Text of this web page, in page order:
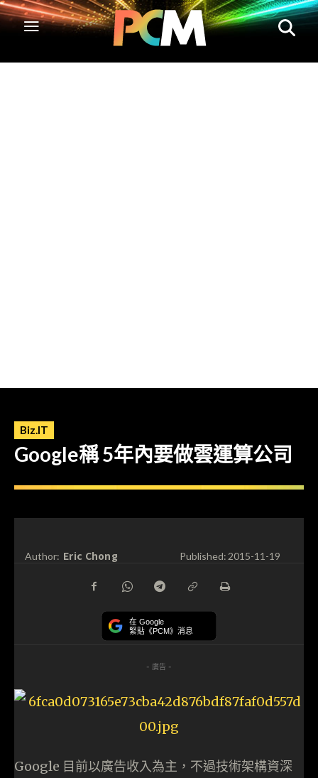
Biz.IT
Google稱 5年內要做雲運算公司
Author: Eric Chong Published:2015-11-19
在 Google
緊貼《PCM》消息
- 廣告 -
Google 目前以廣告收入為主，不過技術架構資深